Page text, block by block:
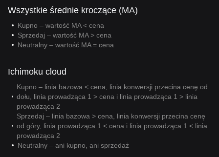
Wszystkie średnie kroczące (MA)
Kupno – wartość MA < cena
Sprzedaj – wartość MA > cena
Neutralny – wartość MA = cena
Ichimoku cloud
Kupno – linia bazowa < cena, linia konwersji przecina cenę od
dołu, linia prowadząca 1 > cena i linia prowadząca 1 > linia
prowadząca 2
Sprzedaj – linia bazowa > cena, linia konwersji przecina cenę
od góry, linia prowadząca 1 < cena i linia prowadząca 1 < linia
prowadząca 2
Neutralny – ani kupno, ani sprzedaż